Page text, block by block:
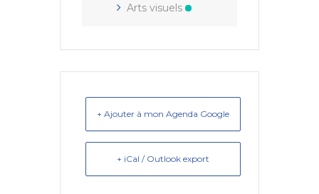
Arts visuels
+ Ajouter à mon Agenda Google
+ iCal / Outlook export